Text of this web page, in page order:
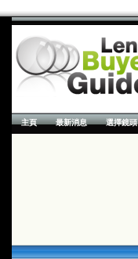
主頁 最新消息 選擇鏡頭